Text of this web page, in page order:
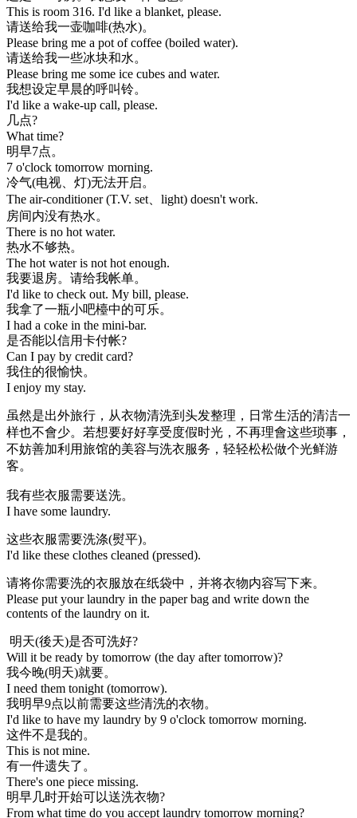
This is room 316. I'd like a blanket, please.
请送给我一壶咖啡(热水)。
Please bring me a pot of coffee (boiled water).
请送给我一些冰块和水。
Please bring me some ice cubes and water.
我想设定早晨的呼叫铃。
I'd like a wake-up call, please.
几点?
What time?
明早7点。
7 o'clock tomorrow morning.
冷气(电视、灯)无法开启。
The air-conditioner (T.V. set、light) doesn't work.
房间内没有热水。
There is no hot water.
热水不够热。
The hot water is not hot enough.
我要退房。请给我帐单。
I'd like to check out. My bill, please.
我拿了一瓶小吧檯中的可乐。
I had a coke in the mini-bar.
是否能以信用卡付帐?
Can I pay by credit card?
我住的很愉快。
I enjoy my stay.
虽然是出外旅行，从衣物清洗到头发整理，日常生活的清洁一
样也不會少。若想要好好享受度假时光，不再理會这些琐事，
不妨善加利用旅馆的美容与洗衣服务，轻轻松松做个光鲜游
客。
我有些衣服需要送洗。
I have some laundry.
这些衣服需要洗涤(熨平)。
I'd like these clothes cleaned (pressed).
请将你需要洗的衣服放在纸袋中，并将衣物内容写下来。
Please put your laundry in the paper bag and write down the
contents of the laundry on it.
明天(後天)是否可洗好?
Will it be ready by tomorrow (the day after tomorrow)?
我今晚(明天)就要。
I need them tonight (tomorrow).
我明早9点以前需要这些清洗的衣物。
I'd like to have my laundry by 9 o'clock tomorrow morning.
这件不是我的。
This is not mine.
有一件遗失了。
There's one piece missing.
明早几时开始可以送洗衣物?
From what time do you accept laundry tomorrow morning?